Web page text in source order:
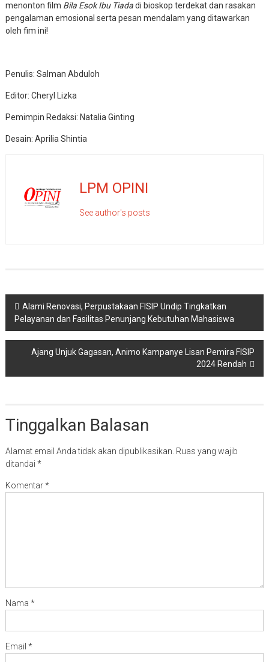
menonton film Bila Esok Ibu Tiadadi bioskop terdekat dan rasakan
pengalaman emosional serta pesan mendalam yang ditawarkan
oleh fim ini!
Penulis: Salman Abduloh
Editor: Cheryl Lizka
Pemimpin Redaksi: Natalia Ginting
Desain: Aprilia Shintia
LPM OPINI
See author's posts
Navigasi
pos
Alami Renovasi, Perpustakaan FISIP Undip Tingkatkan
Pelayanan dan Fasilitas Penunjang Kebutuhan Mahasiswa
Ajang Unjuk Gagasan, Animo Kampanye Lisan Pemira FISIP
2024 Rendah
Tinggalkan Balasan
Alamat email Anda tidak akan dipublikasikan. Ruas yang wajib
ditandai *
Komentar*
Nama *
Email *